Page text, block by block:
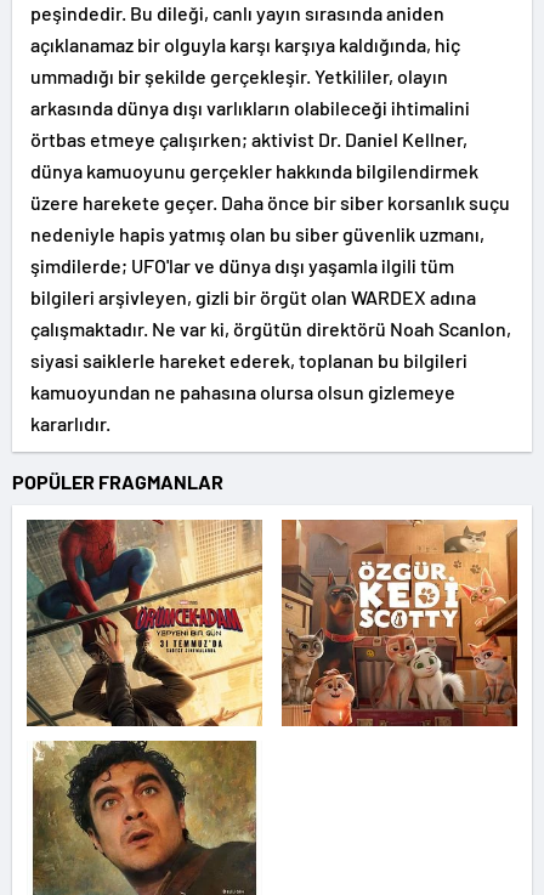
peşindedir. Bu dileği, canlı yayın sırasında aniden
açıklanamaz bir olguyla karşı karşıya kaldığında, hiç
ummadığı bir şekilde gerçekleşir. Yetkililer, olayın
arkasında dünya dışı varlıkların olabileceği ihtimalini
örtbas etmeye çalışırken; aktivist Dr. Daniel Kellner,
dünya kamuoyunu gerçekler hakkında bilgilendirmek
üzere harekete geçer. Daha önce bir siber korsanlık suçu
nedeniyle hapis yatmış olan bu siber güvenlik uzmanı,
şimdilerde; UFO'lar ve dünya dışı yaşamla ilgili tüm
bilgileri arşivleyen, gizli bir örgüt olan WARDEX adına
çalışmaktadır. Ne var ki, örgütün direktörü Noah Scanlon,
siyasi saiklerle hareket ederek, toplanan bu bilgileri
kamuoyundan ne pahasına olursa olsun gizlemeye
kararlıdır.
POPÜLER FRAGMANLAR